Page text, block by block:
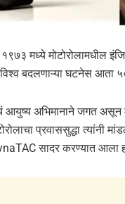
मध्ये मोटोरोलामधील
बदलणाऱ्या घटनेस आता
आयुष्य अभिमानाने जगत असून
प्रवाससुद्धा त्यांनी
सादर करण्यात आला